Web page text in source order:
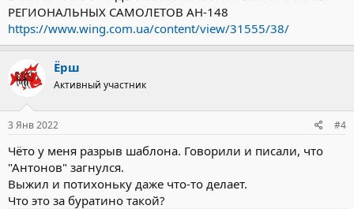
РЕГИОНАЛЬНЫХ САМОЛЕТОВ АН-148
https://www.wing.com.ua/content/view/31555/38/
Ёрш
Активный участник
3 Янв 2022 #4
Чёто у меня разрыв шаблона. Говорили и писали, что
"Антонов" загнулся.
Выжил и потихоньку даже что-то делает.
Что это за буратино такой?